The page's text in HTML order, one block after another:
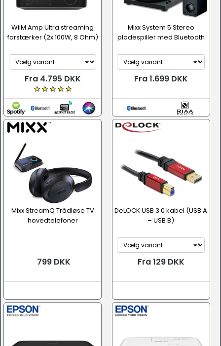
WiiM Amp Ultra streaming
forstærker (2x 100W, 8 Ohm)
Fra 4.795 DKK
Mixx System 5 Stereo
pladespiller med Bluetooth
Fra 1.699 DKK
Mixx StreamQ Trådløse TV
hovedtelefoner
799 DKK
DeLOCK USB 3.0 kabel (USB A
– USB B)
Fra 129 DKK